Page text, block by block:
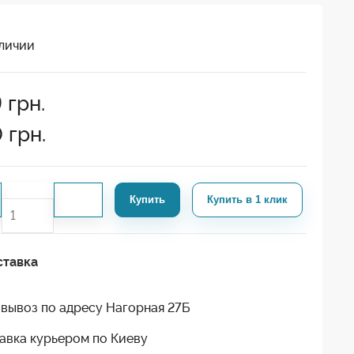
грн.
грн.
Купить Купить в 1 клик
по адресу Нагорная 27Б
курьером по Киеву